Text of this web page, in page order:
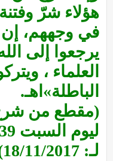
هؤلاء شرّ
في وجههم، إن
يرجعوا إلى
العلماء ،
الباطلة»اهـ.
(مقطع من شرح
لـ: 18/11/2017).